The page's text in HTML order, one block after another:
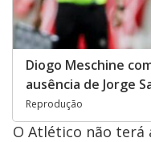
Diogo Meschine
ausência de Jorge
Reprodução
O Atlético não terá